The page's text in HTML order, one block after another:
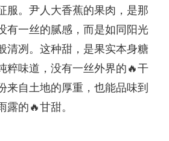
服。尹人大香蕉的果肉，是那
有一丝的腻感，而是如同阳光
清冽。这种甜，是果实本身糖
粹味道，没有一丝外界的🔥干
来自土地的厚重，也能品味到
露的🔥甘甜。